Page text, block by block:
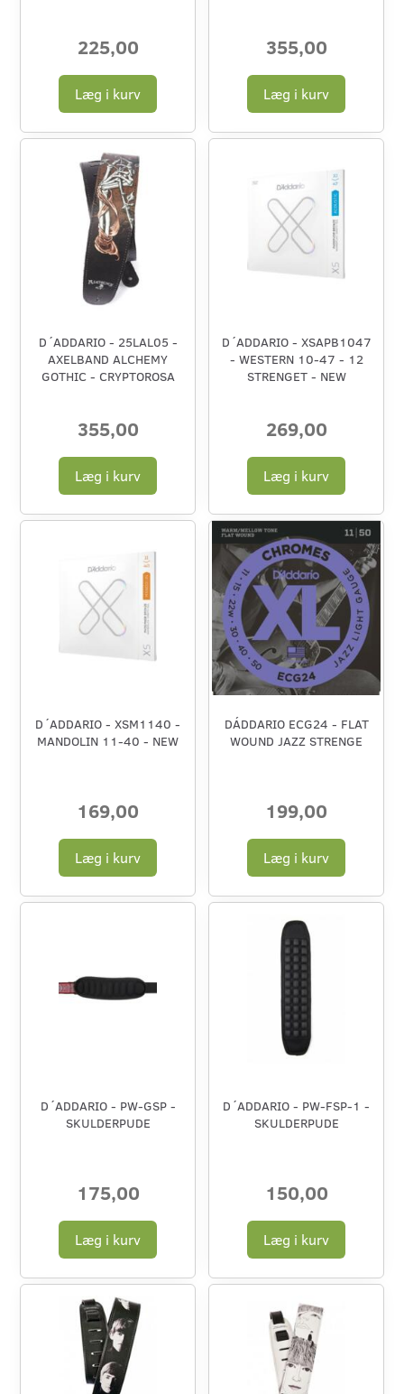
225,00
Læg i kurv
355,00
Læg i kurv
D´ADDARIO - 25LAL05 -
AXELBAND ALCHEMY
GOTHIC - CRYPTOROSA
355,00
Læg i kurv
D´ADDARIO - XSAPB1047
- WESTERN 10-47 - 12
STRENGET - NEW
269,00
Læg i kurv
D´ADDARIO - XSM1140 -
MANDOLIN 11-40 - NEW
169,00
Læg i kurv
DÁDDARIO ECG24 - FLAT
WOUND JAZZ STRENGE
199,00
Læg i kurv
D´ADDARIO - PW-GSP -
SKULDERPUDE
175,00
Læg i kurv
D´ADDARIO - PW-FSP-1 -
SKULDERPUDE
150,00
Læg i kurv